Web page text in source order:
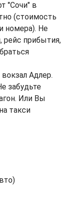
"Сочи" в
(стоимость
номера). Не
рейс прибытия,
Адлер.
забудьте
Или Вы
такси